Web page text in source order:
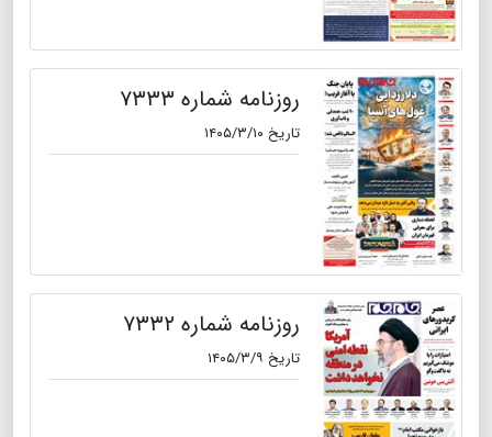
روزنامه شماره ۷۳۳۳
تاریخ ۱۴۰۵/۳/۱۰
روزنامه شماره ۷۳۳۲
تاریخ ۱۴۰۵/۳/۹